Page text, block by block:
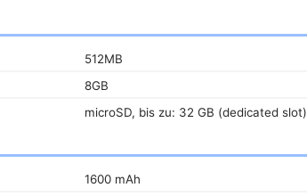
512MB
8GB
microSD, bis zu: 32 GB (dedicated slot)
1600 mAh